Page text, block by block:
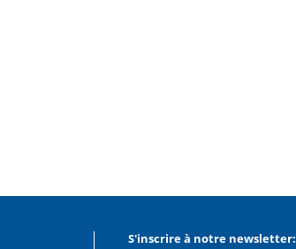
S'inscrire à notre newsletter: